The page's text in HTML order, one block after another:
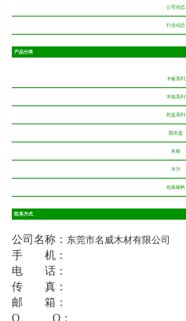
公司动态
行业动态
产品分类
卡板系列
木箱系列
托盘系列
圆木盘
夹板
木方
包装辅料
联系方式
公司名称： 东莞市名威木材有限公司
手 机：
电 话：
传 真：
邮 箱：
Q Q：